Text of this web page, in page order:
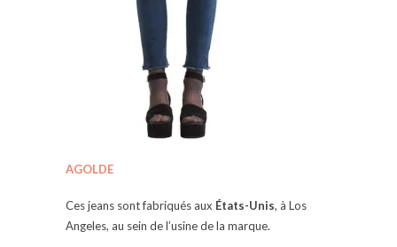
AGOLDE
Ces jeans sont fabriqués aux États-Unis, à Los
Angeles, au sein de l’usine de la marque.